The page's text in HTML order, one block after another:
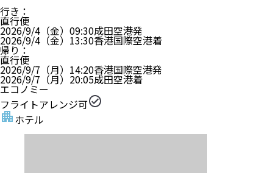
行き ：
直行便
2026/9/4（金） 09:30成田空港発
2026/9/4（金） 13:30香港国際空港着
帰り ：
直行便
2026/9/7（月） 14:20香港国際空港発
2026/9/7（月） 20:05成田空港着
エコノミー
フライトアレンジ可
ホテル